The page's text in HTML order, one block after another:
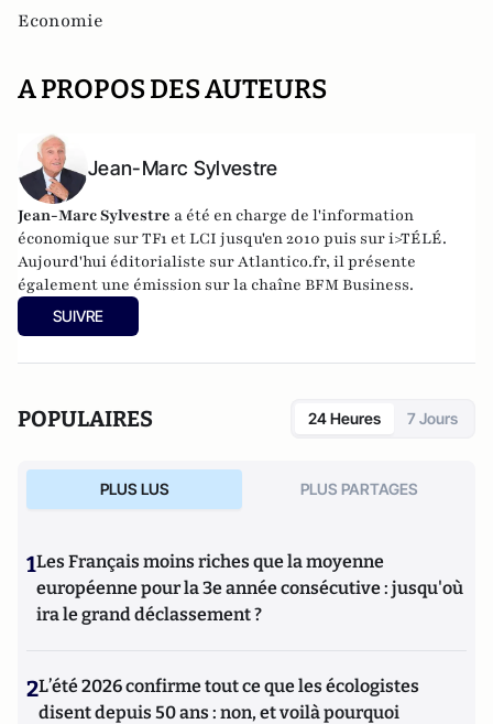
Economie
A PROPOS DES AUTEURS
Jean-Marc Sylvestre
Jean-Marc Sylvestre a été en charge de l'information
économique sur TF1 et LCI jusqu'en 2010 puis sur i>TÉLÉ.
Aujourd'hui éditorialiste sur Atlantico.fr, il présente
également une émission sur la chaîne BFM Business.
SUIVRE
POPULAIRES 24 Heures 7 Jours
PLUS LUS PLUS PARTAGES
1Les Français moins riches que la moyenne
européenne pour la 3e année consécutive : jusqu'où
ira le grand déclassement ?
2L’été 2026 confirme tout ce que les écologistes
disent depuis 50 ans : non, et voilà pourquoi